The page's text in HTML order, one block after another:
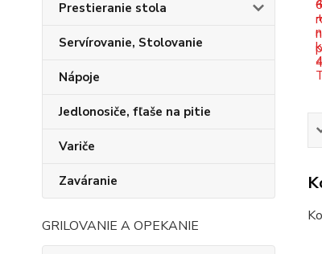
Prestieranie stola
Servírovanie, Stolovanie
Nápoje
Jedlonosiče, fľaše na pitie
Variče
Zaváranie
GRILOVANIE A OPEKANIE